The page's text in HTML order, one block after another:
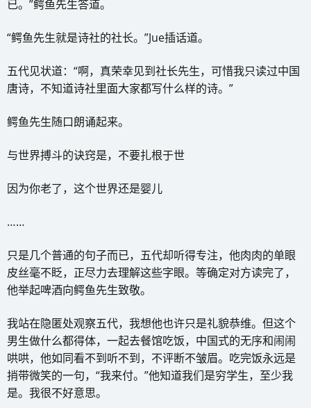
已。”鳄鱼先生答道。
“鳄鱼先生就是诗社的社长。”Jue插话道。
五代见状道：“啊，真荣幸见到社长先生，可惜我只读过中国
唐诗，不知道诗社里面大家都写什么样的诗。”
鳄鱼先生随口朗诵起来。
与世界搏斗的诀窍是，不要扎根于世
因为你老了，这个世界还是婴儿
……
只是几个普通的句子而已，五代却听得专注，他肉肉的单眼
皮丝毫不眨，正尽力去理解这些字眼。等确定对方读完了，
他举起啤酒向鳄鱼先生致敬。
我站在隐匿处观察五代，我想他也许只是礼貌恭维。但这个
男生做什么都得体，一起去餐馆吃饭，中国式的无序和闹闹
哄哄，他如同看不到听不到，不评断不皱眉。吃完饭永远是
捎带微笑的一句，“我来付。”他知道我们是穷学生，至少我
是。我很不好意思。